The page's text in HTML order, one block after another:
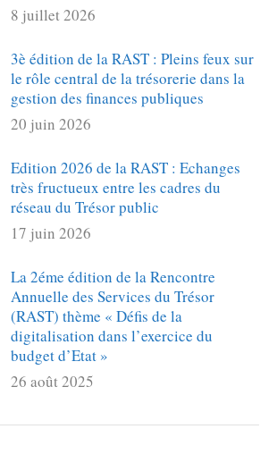
8 juillet 2026
3è édition de la RAST : Pleins feux sur
le rôle central de la trésorerie dans la
gestion des finances publiques
20 juin 2026
Edition 2026 de la RAST : Echanges
très fructueux entre les cadres du
réseau du Trésor public
17 juin 2026
La 2éme édition de la Rencontre
Annuelle des Services du Trésor
(RAST) thème « Défis de la
digitalisation dans l’exercice du
budget d’Etat »
26 août 2025